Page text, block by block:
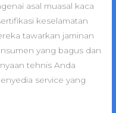
asal muasal kaca
keselamatan
tawarkan jaminan
yang bagus dan
tehnis Anda
service yang